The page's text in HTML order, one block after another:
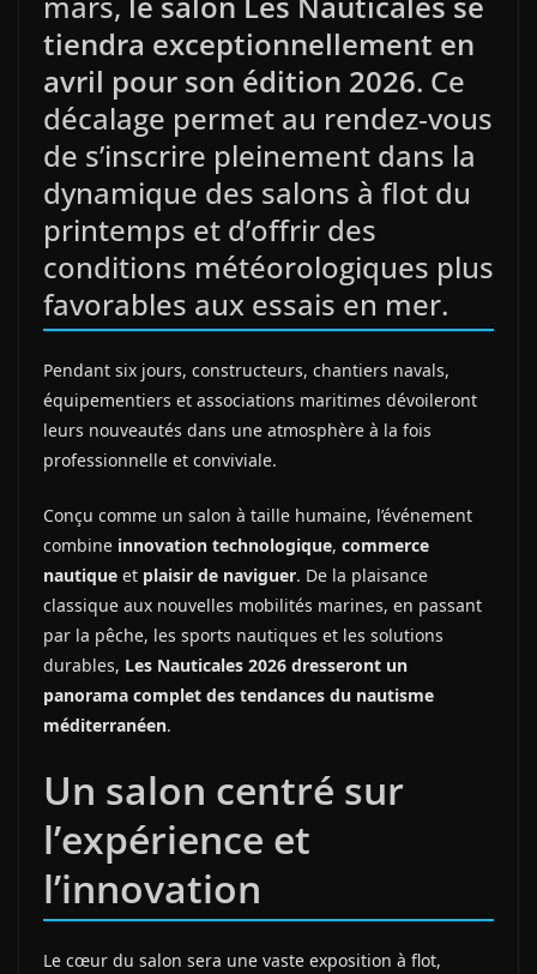
tiendra exceptionnellement en
avril pour son édition 2026. Ce
décalage permet au rendez‑vous
de s’inscrire pleinement dans la
dynamique des salons à flot du
printemps et d’offrir des
conditions météorologiques plus
favorables aux essais en mer.
Pendant six jours, constructeurs, chantiers navals,
équipementiers et associations maritimes dévoileront
leurs nouveautés dans une atmosphère à la fois
professionnelle et conviviale.
Conçu comme un salon à taille humaine, l’événement
combine innovation technologique, commerce
nautique et plaisir de naviguer. De la plaisance
classique aux nouvelles mobilités marines, en passant
par la pêche, les sports nautiques et les solutions
durables, Les Nauticales 2026 dresseront un
panorama complet des tendances du nautisme
méditerranéen.
Un salon centré sur
l’expérience et
l’innovation
Le cœur du salon sera une vaste exposition à flot,